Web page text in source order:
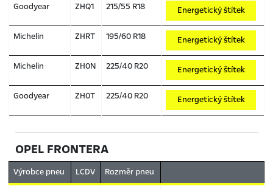
Goodyear ZHQ1 215/55 R18 Energetický štítek
Michelin ZHRT 195/60 R18 Energetický štítek
Michelin ZH0N 225/40 R20 Energetický štítek
Goodyear ZH0T 225/40 R20 Energetický štítek
OPEL FRONTERA
Výrobce pneu LCDV Rozměr pneu